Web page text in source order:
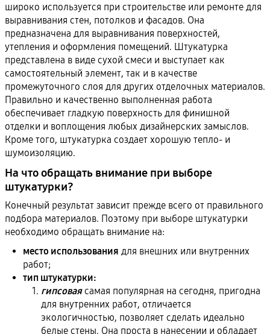
широко используется при строительстве или ремонте для
выравнивания стен, потолков и фасадов. Она
предназначена для выравнивания поверхностей,
утепления и оформления помещений. Штукатурка
представлена в виде сухой смеси и выступает как
самостоятельный элемент, так и в качестве
промежуточного слоя для других отделочных материалов.
Правильно и качественно выполненная работа
обеспечивает гладкую поверхность для финишной
отделки и воплощения любых дизайнерских замыслов.
Кроме того, штукатурка создает хорошую тепло- и
шумоизоляцию.
На что обращать внимание при выборе
штукатурки?
Конечный результат зависит прежде всего от правильного
подбора материалов. Поэтому при выборе штукатурки
необходимо обращать внимание на:
место использования для внешних или внутренних
работ;
тип штукатурки:
гипсоваясамая популярная на сегодня, пригодна
для внутренних работ, отличается
экологичностью, позволяет сделать идеально
белые стены. Она проста в нанесении и обладает